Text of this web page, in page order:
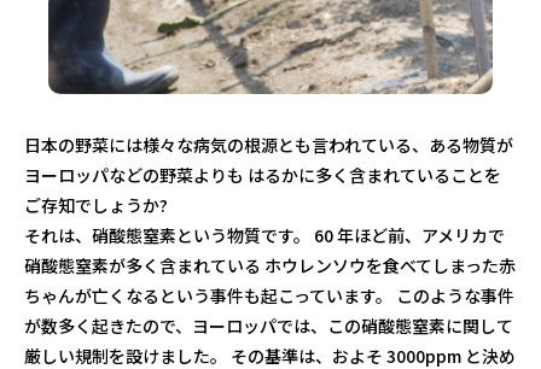
日本の野菜には様々な病気の根源とも言われている、ある物質が
ヨーロッパなどの野菜よりも はるかに多く含まれていることを
ご存知でしょうか?
それは、硝酸態窒素という物質です。 60 年ほど前、アメリカで
硝酸態窒素が多く含まれている ホウレンソウを食べてしまった赤
ちゃんが亡くなるという事件も起こっています。 このような事件
が数多く起きたので、ヨーロッパでは、この硝酸態窒素に関して
厳しい規制を設けました。 その基準は、およそ 3000ppm と決め